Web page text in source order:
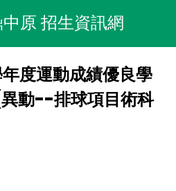
原 招生資訊網
度運動成績優良學
動--排球項目術科